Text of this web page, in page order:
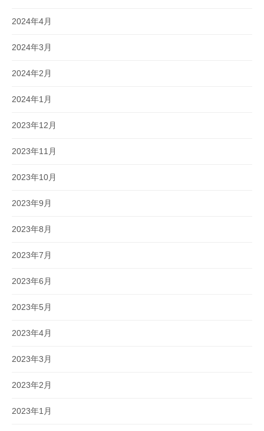
2024年4月
2024年3月
2024年2月
2024年1月
2023年12月
2023年11月
2023年10月
2023年9月
2023年8月
2023年7月
2023年6月
2023年5月
2023年4月
2023年3月
2023年2月
2023年1月